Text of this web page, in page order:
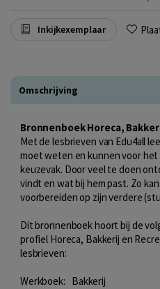
Inkijkexemplaar
Omschrijving
Bronnenboek Horeca,
Met de lesbrieven van Edu4all
moet weten en kunnen voor
keuzevak. Door veel te doen
vindt en wat bij hem past. Zo
voorbereiden op zijn verdere
Dit bronnenboek hoort bij de
profiel Horeca, Bakkerij en
lesbrieven:
Werkboek: Bakkerij